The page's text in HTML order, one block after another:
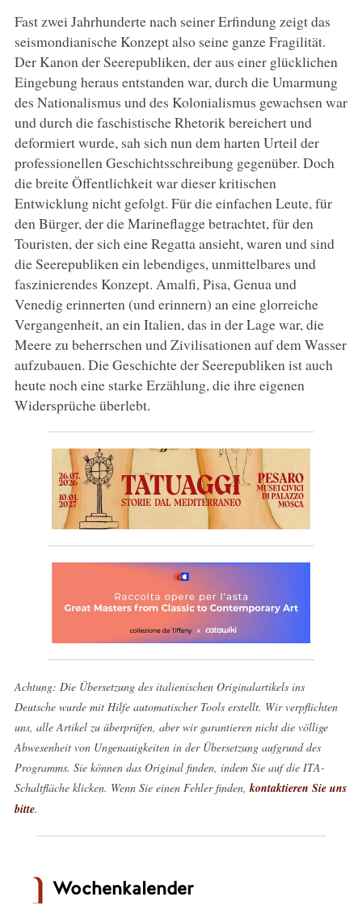
Fast zwei Jahrhunderte nach seiner Erfindung zeigt das
seismondianische Konzept also seine ganze Fragilität.
Der Kanon der Seerepubliken, der aus einer glücklichen
Eingebung heraus entstanden war, durch die Umarmung
des Nationalismus und des Kolonialismus gewachsen war
und durch die faschistische Rhetorik bereichert und
deformiert wurde, sah sich nun dem harten Urteil der
professionellen Geschichtsschreibung gegenüber. Doch
die breite Öffentlichkeit war dieser kritischen
Entwicklung nicht gefolgt. Für die einfachen Leute, für
den Bürger, der die Marineflagge betrachtet, für den
Touristen, der sich eine Regatta ansieht, waren und sind
die Seerepubliken ein lebendiges, unmittelbares und
faszinierendes Konzept. Amalfi, Pisa, Genua und
Venedig erinnerten (und erinnern) an eine glorreiche
Vergangenheit, an ein Italien, das in der Lage war, die
Meere zu beherrschen und Zivilisationen auf dem Wasser
aufzubauen. Die Geschichte der Seerepubliken ist auch
heute noch eine starke Erzählung, die ihre eigenen
Widersprüche überlebt.
Achtung: Die Übersetzung des italienischen Originalartikels ins
Deutsche wurde mit Hilfe automatischer Tools erstellt. Wir verpflichten
uns, alle Artikel zu überprüfen, aber wir garantieren nicht die völlige
Abwesenheit von Ungenauigkeiten in der Übersetzung aufgrund des
Programms. Sie können das Original finden, indem Sie auf die ITA-
Schaltfläche klicken. Wenn Sie einen Fehler finden,kontaktieren Sie uns
bitte.
Wochenkalender